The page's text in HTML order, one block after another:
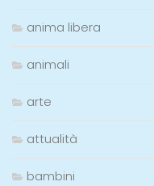
anima libera
animali
arte
attualità
bambini